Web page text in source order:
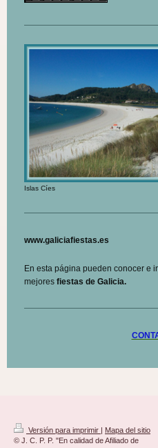
Islas Cíes
www.galiciafiestas.es
En esta página pueden conocer e
mejores fiestas de Galicia.
Versión para imprimir
Mapa del sitio
© J. C. P. P. "En calidad de Afiliado de